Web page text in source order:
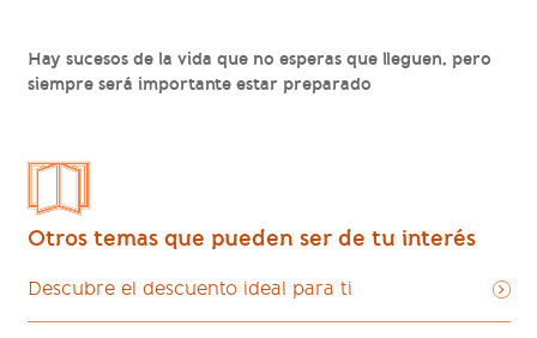
Hay sucesos de la vida que no esperas que lleguen, pero
siempre será importante estar preparado
Otros temas que pueden ser de tu interés
Descubre el descuento ideal para ti